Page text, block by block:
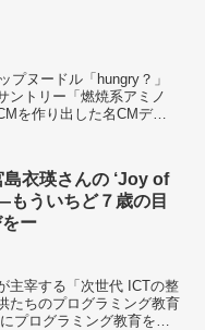
ヌードル「hungry？」
ントリー「燃焼系アミノ
を作り出した名CMディ
衣瑛さんの ‘Joy of
もういちど７歳の目
ー
主宰する「次世代 ICTの整
たちのプログラミング教育